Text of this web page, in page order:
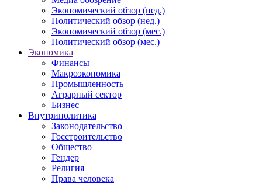
Экономический обзор (нед.)
Политический обзор (нед.)
Экономический обзор (мес.)
Политический обзор (мес.)
Экономика
Финансы
Макроэкономика
Промышленность
Аграрный сектор
Бизнес
Внутриполитика
Законодательство
Госстроительство
Общество
Гендер
Религия
Права человека